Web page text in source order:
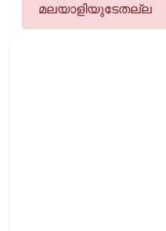
മലയാളിയുടേതല്ല